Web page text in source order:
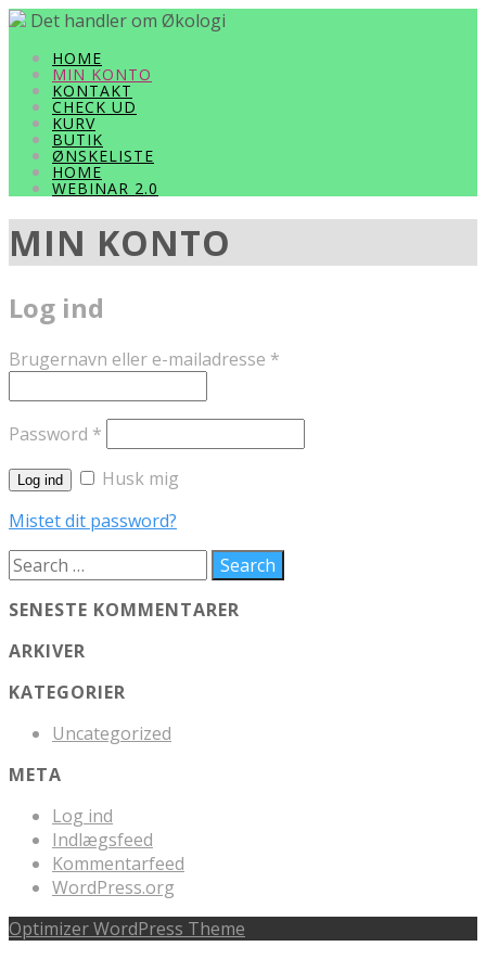
Det handler om Økologi
HOME
MIN KONTO
KONTAKT
CHECK UD
KURV
BUTIK
ØNSKELISTE
HOME
WEBINAR 2.0
MIN KONTO
Log ind
Brugernavn eller e-mailadresse *
Password *
Log ind
Husk mig
Mistet dit password?
SENESTE KOMMENTARER
ARKIVER
KATEGORIER
Uncategorized
META
Log ind
Indlægsfeed
Kommentarfeed
WordPress.org
Optimizer WordPress Theme